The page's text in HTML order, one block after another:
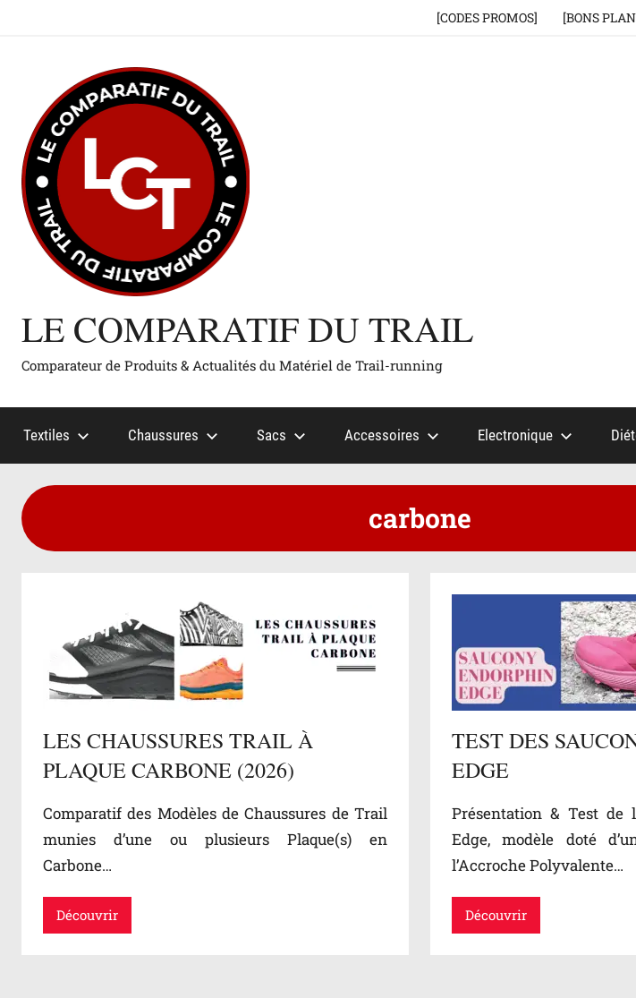
[CODES PROMOS] [BONS
LE COMPARATIF DU TRAIL
Comparateur de Produits & Actualités du Matériel de Trail-running
Textiles Chaussures Sacs Accessoires Electronique
carbone
LES CHAUSSURES TRAIL À
PLAQUE CARBONE (2026)
Comparatif des Modèles de Chaussures de Trail
munies d’une ou plusieurs Plaque(s) en
Carbone…
Découvrir
TEST DES
EDGE
Présentation & Test de
Edge, modèle doté
l’Accroche Polyvalente…
Découvrir